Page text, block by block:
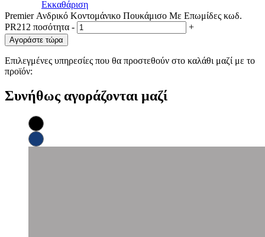
Εκκαθάριση
Premier Ανδρικό Κοντομάνικο Πουκάμισο Με Επωμίδες κωδ.
PR212 ποσότητα - +
Αγοράστε τώρα
Επιλεγμένες υπηρεσίες που θα προστεθούν στο καλάθι μαζί με το
προϊόν:
Συνήθως αγοράζονται μαζί